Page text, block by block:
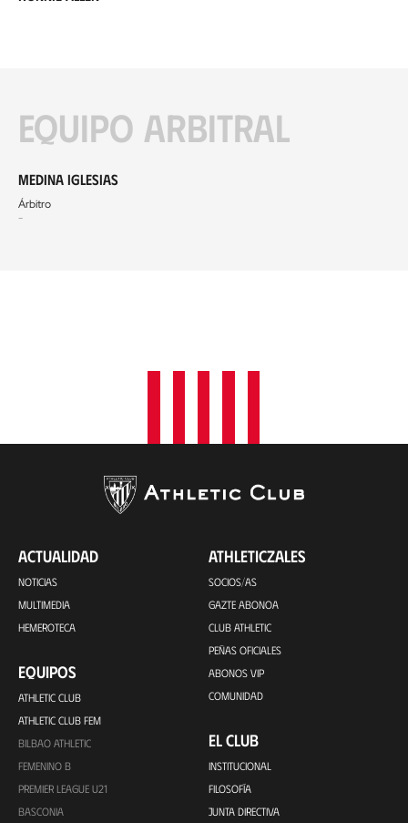
Equipo arbitral
Medina Iglesias
Árbitro
-
ACTUALIDAD
NOTICIAS
MULTIMEDIA
HEMEROTECA
EQUIPOS
ATHLETIC CLUB
ATHLETIC CLUB FEM
BILBAO ATHLETIC
FEMENINO B
PREMIER LEAGUE U21
BASCONIA
ATHLETICZALES
SOCIOS/AS
GAZTE ABONOA
CLUB ATHLETIC
PEÑAS OFICIALES
ABONOS VIP
COMUNIDAD
EL CLUB
INSTITUCIONAL
FILOSOFÍA
JUNTA DIRECTIVA